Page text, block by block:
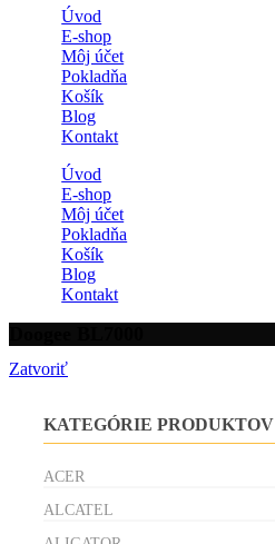
Úvod
E-shop
Môj účet
Pokladňa
Košík
Blog
Kontakt
Úvod
E-shop
Môj účet
Pokladňa
Košík
Blog
Kontakt
Zatvoriť
KATEGÓRIE PRODUKTOV
ACER
ALCATEL